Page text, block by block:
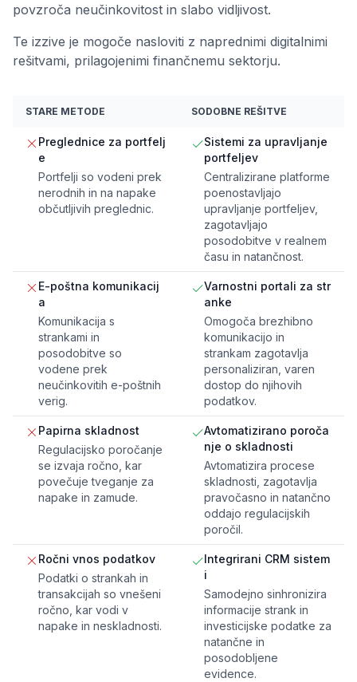
povzroča neučinkovitost in slabo vidljivost.
Te izzive je mogoče nasloviti z naprednimi digitalnimi
rešitvami, prilagojenimi finančnemu sektorju.
STARE METODE SODOBNE REŠITVE
Preglednice za portfelj
e
Portfelji so vodeni prek
nerodnih in na napake
občutljivih preglednic.
Sistemi za upravljanje
portfeljev
Centralizirane platforme
poenostavljajo
upravljanje portfeljev,
zagotavljajo
posodobitve v realnem
času in natančnost.
E-poštna komunikacij
a
Komunikacija s
strankami in
posodobitve so
vodene prek
neučinkovitih e-poštnih
verig.
Varnostni portali za str
anke
Omogoča brezhibno
komunikacijo in
strankam zagotavlja
personaliziran, varen
dostop do njihovih
podatkov.
Papirna skladnost
Regulacijsko poročanje
se izvaja ročno, kar
povečuje tveganje za
napake in zamude.
Avtomatizirano poroča
nje o skladnosti
Avtomatizira procese
skladnosti, zagotavlja
pravočasno in natančno
oddajo regulacijskih
poročil.
Ročni vnos podatkov
Podatki o strankah in
transakcijah so vnešeni
ročno, kar vodi v
napake in neskladnosti.
Integrirani CRM sistem
i
Samodejno sinhronizira
informacije strank in
investicijske podatke za
natančne in
posodobljene
evidence.